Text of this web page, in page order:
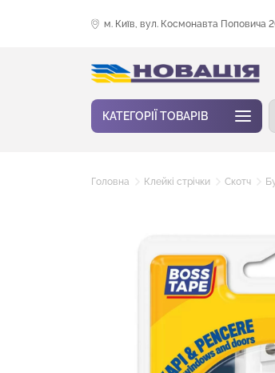
м. Київ, вул. Космонавта Поповича
КАТЕГОРІЇ ТОВАРІВ
Головна Клейкі стрічки Скотч